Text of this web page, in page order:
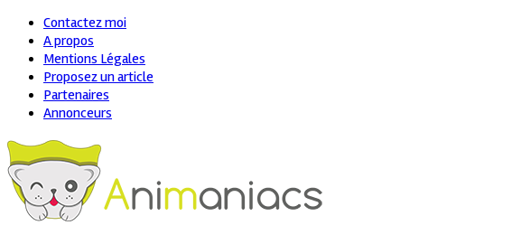
Contactez moi
A propos
Mentions Légales
Proposez un article
Partenaires
Annonceurs